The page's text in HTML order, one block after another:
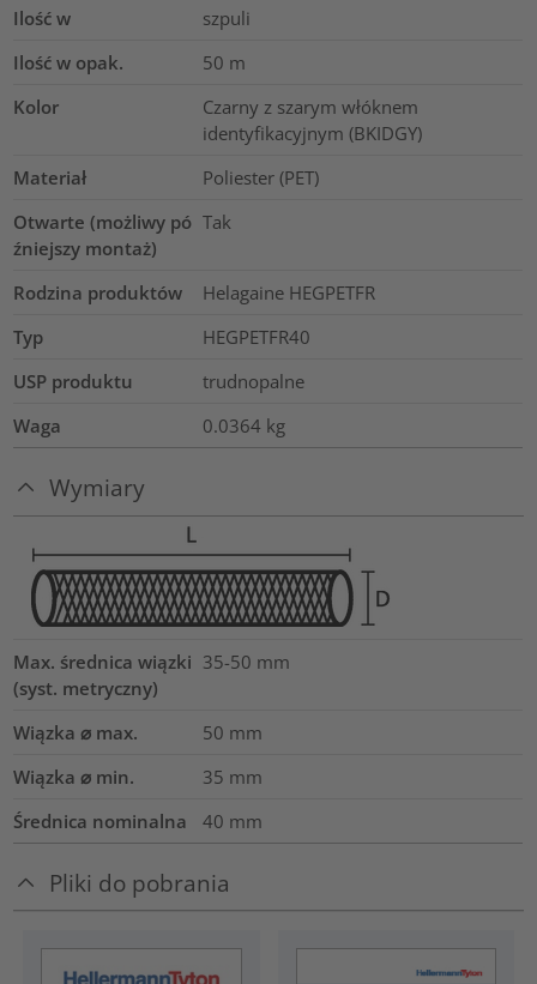
Ilość w
szpuli
Ilość w opak.
50 m
Kolor
Czarny z szarym włóknem
identyfikacyjnym (BKIDGY)
Materiał
Poliester (PET)
Otwarte (możliwy pó
źniejszy montaż)
Tak
Rodzina produktów
Helagaine HEGPETFR
Typ
HEGPETFR40
USP produktu
trudnopalne
Waga
0.0364 kg
Wymiary
Max. średnica wiązki
(syst. metryczny)
35-50 mm
Wiązka ⌀ max. 50 mm
Wiązka ⌀ min.
35 mm
Średnica nominalna
40 mm
Pliki do pobrania